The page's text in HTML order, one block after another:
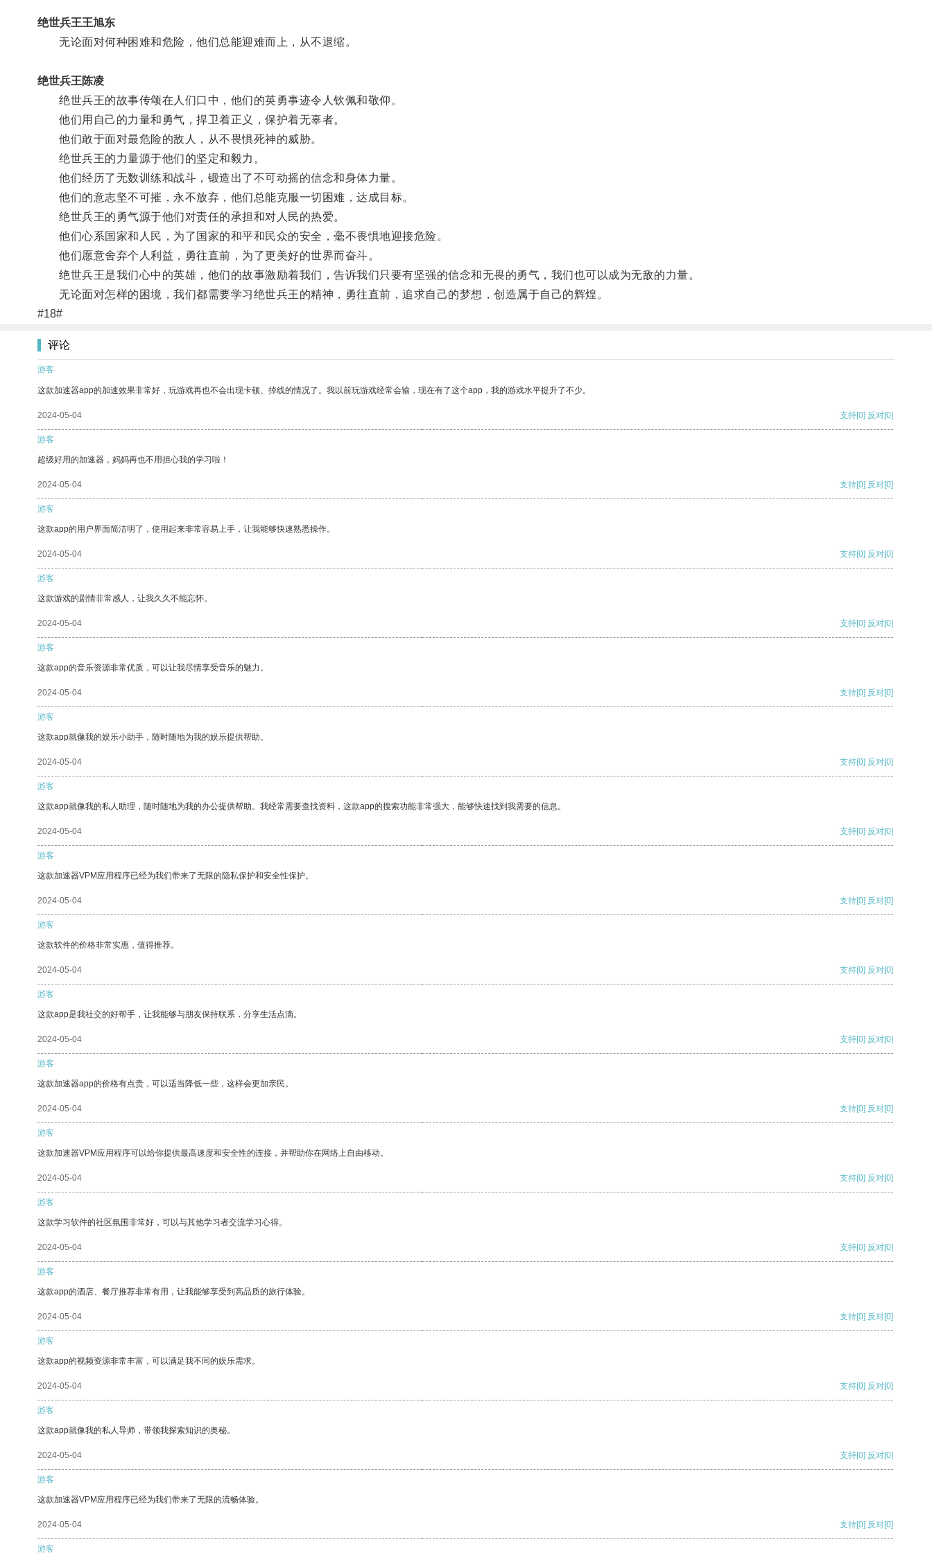
绝世兵王王旭东
无论面对何种困难和危险，他们总能迎难而上，从不退缩。
绝世兵王陈凌
绝世兵王的故事传颂在人们口中，他们的英勇事迹令人钦佩和敬仰。
他们用自己的力量和勇气，捍卫着正义，保护着无辜者。
他们敢于面对最危险的敌人，从不畏惧死神的威胁。
绝世兵王的力量源于他们的坚定和毅力。
他们经历了无数训练和战斗，锻造出了不可动摇的信念和身体力量。
他们的意志坚不可摧，永不放弃，他们总能克服一切困难，达成目标。
绝世兵王的勇气源于他们对责任的承担和对人民的热爱。
他们心系国家和人民，为了国家的和平和民众的安全，毫不畏惧地迎接危险。
他们愿意舍弃个人利益，勇往直前，为了更美好的世界而奋斗。
绝世兵王是我们心中的英雄，他们的故事激励着我们，告诉我们只要有坚强的信念和无畏的勇气，我们也可以成为无敌的力量。
无论面对怎样的困境，我们都需要学习绝世兵王的精神，勇往直前，追求自己的梦想，创造属于自己的辉煌。
#18#
评论
游客
这款加速器app的加速效果非常好，玩游戏再也不会出现卡顿、掉线的情况了。我以前玩游戏经常会输，现在有了这个app，我的游戏水平提升了不少。
2024-05-04 支持[0] 反对[0]
游客
超级好用的加速器，妈妈再也不用担心我的学习啦！
2024-05-04 支持[0] 反对[0]
游客
这款app的用户界面简洁明了，使用起来非常容易上手，让我能够快速熟悉操作。
2024-05-04 支持[0] 反对[0]
游客
这款游戏的剧情非常感人，让我久久不能忘怀。
2024-05-04 支持[0] 反对[0]
游客
这款app的音乐资源非常优质，可以让我尽情享受音乐的魅力。
2024-05-04 支持[0] 反对[0]
游客
这款app就像我的娱乐小助手，随时随地为我的娱乐提供帮助。
2024-05-04 支持[0] 反对[0]
游客
这款app就像我的私人助理，随时随地为我的办公提供帮助。我经常需要查找资料，这款app的搜索功能非常强大，能够快速找到我需要的信息。
2024-05-04 支持[0] 反对[0]
游客
这款加速器VPM应用程序已经为我们带来了无限的隐私保护和安全性保护。
2024-05-04 支持[0] 反对[0]
游客
这款软件的价格非常实惠，值得推荐。
2024-05-04 支持[0] 反对[0]
游客
这款app是我社交的好帮手，让我能够与朋友保持联系，分享生活点滴。
2024-05-04 支持[0] 反对[0]
游客
这款加速器app的价格有点贵，可以适当降低一些，这样会更加亲民。
2024-05-04 支持[0] 反对[0]
游客
这款加速器VPM应用程序可以给你提供最高速度和安全性的连接，并帮助你在网络上自由移动。
2024-05-04 支持[0] 反对[0]
游客
这款学习软件的社区氛围非常好，可以与其他学习者交流学习心得。
2024-05-04 支持[0] 反对[0]
游客
这款app的酒店、餐厅推荐非常有用，让我能够享受到高品质的旅行体验。
2024-05-04 支持[0] 反对[0]
游客
这款app的视频资源非常丰富，可以满足我不同的娱乐需求。
2024-05-04 支持[0] 反对[0]
游客
这款app就像我的私人导师，带领我探索知识的奥秘。
2024-05-04 支持[0] 反对[0]
游客
这款加速器VPM应用程序已经为我们带来了无限的流畅体验。
2024-05-04 支持[0] 反对[0]
游客